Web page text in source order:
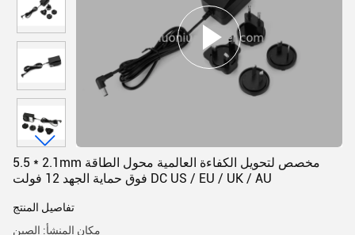
5.5 * 2.1mm مخصص لتحويل الكفاءة العالمية محول الطاقة
فوق حماية الجهد 12 فولت DC US / EU / UK / AU
تفاصيل المنتج
مكان المنشأ: الصين